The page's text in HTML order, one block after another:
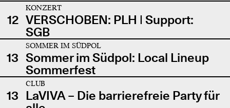
12
KONZERT
VERSCHOBEN: PLH | Support:
SGB
13
SOMMER IM SÜDPOL
Sommer im Südpol: Local Lineup
Sommerfest
13
CLUB
LaVIVA – Die barrierefreie Party für